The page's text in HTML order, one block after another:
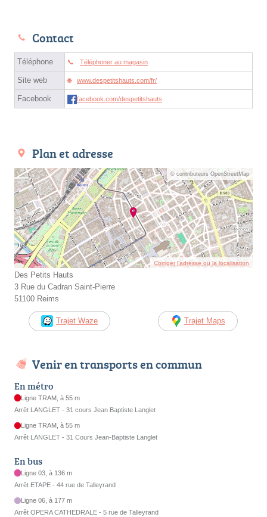
Contact
Téléphone Téléphoner au magasin
Site web www.despetitshauts.com/fr/
Facebook facebook.com/despetitshauts
Plan et adresse
© contributeurs OpenStreetMap
Corriger l’adresse ou la localisation
Des Petits Hauts
3 Rue du Cadran Saint-Pierre
51100 Reims
Trajet Waze Trajet Maps
Venir en transports en commun
En métro
Ligne TRAM, à 55 m
Arrêt LANGLET - 31 cours Jean Baptiste Langlet
Ligne TRAM, à 55 m
Arrêt LANGLET - 31 Cours Jean-Baptiste Langlet
En bus
Ligne 03, à 136 m
Arrêt ETAPE - 44 rue de Talleyrand
Ligne 06, à 177 m
Arrêt OPERA CATHEDRALE - 5 rue de Talleyrand